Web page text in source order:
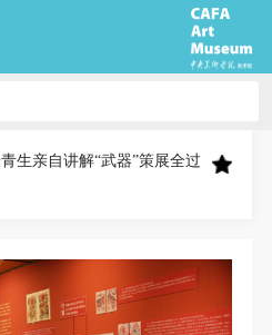
生亲自讲解“武器”策展全过
权协议书
人参与中央美术学院美术馆
动（包括美术馆会员活
品）提交中央美术学院用
院可以以电子、网络及其
并同意编入《中国知识资
权协议书
人参与中央美术学院美术馆
动（包括美术馆会员活
品）提交中央美术学院用
院可以以电子、网络及其
并同意编入《中国知识资
权协议书
人参与中央美术学院美术馆
动（包括美术馆会员活
品）提交中央美术学院用
院可以以电子、网络及其
并同意编入《中国知识资